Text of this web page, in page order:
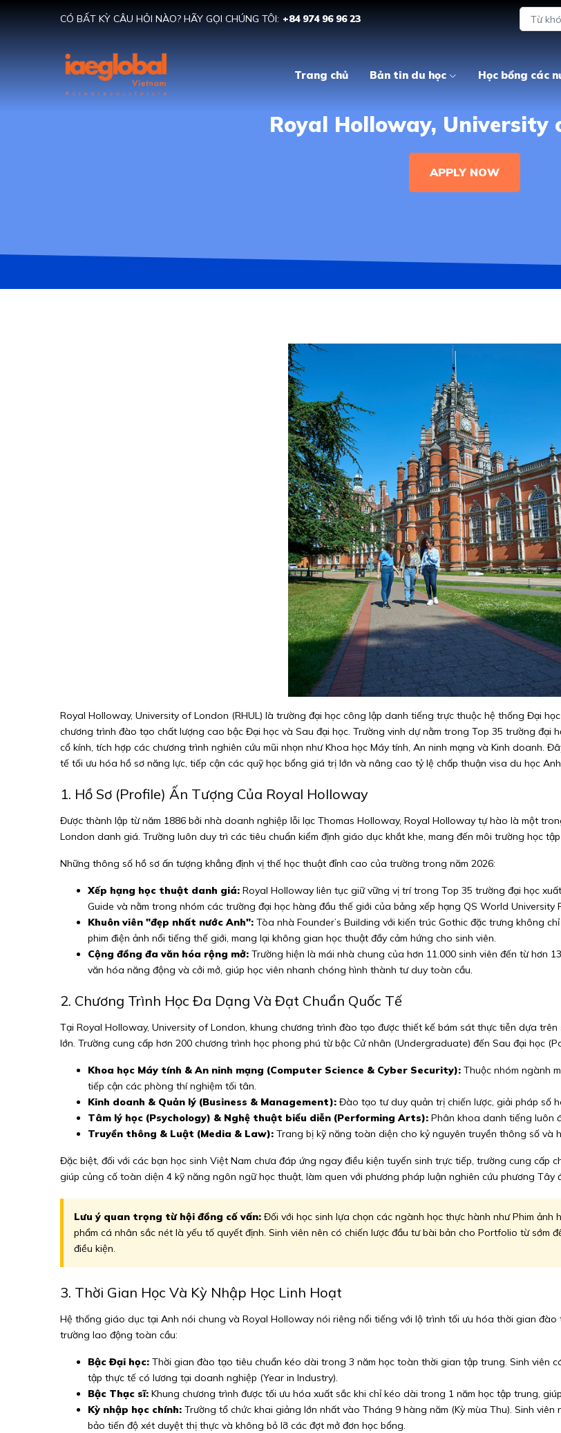
CÓ BẤT KỲ CÂU HỎI NÀO? HÃY GỌI CHÚNG TÔI: +84 974 96 96 23
Trang chủ Bản tin du học Học bổng các
Royal Holloway, University
APPLY NOW
Royal Holloway, University of London (RHUL) là trường đại học công lập danh tiếng trực thuộc hệ thống Đại
chương trình đào tạo chất lượng cao bậc Đại học và Sau đại học. Trường vinh dự nằm trong Top 35 trường đại
cổ kính, tích hợp các chương trình nghiên cứu mũi nhọn như Khoa học Máy tính, An ninh mạng và Kinh doanh.
tế tối ưu hóa hồ sơ năng lực, tiếp cận các quỹ học bổng giá trị lớn và nâng cao tỷ lệ chấp thuận visa du học
1. Hồ Sơ (Profile) Ấn Tượng Của Royal Holloway
Được thành lập từ năm 1886 bởi nhà doanh nghiệp lỗi lạc Thomas Holloway, Royal Holloway tự hào là một
London danh giá. Trường luôn duy trì các tiêu chuẩn kiểm định giáo dục khắt khe, mang đến môi trường học
Những thông số hồ sơ ấn tượng khẳng định vị thế học thuật đỉnh cao của trường trong năm 2026:
Xếp hạng học thuật danh giá: Royal Holloway liên tục giữ vững vị trí trong Top 35 trường đại học
Guide và nằm trong nhóm các trường đại học hàng đầu thế giới của bảng xếp hạng QS World University
Khuôn viên "đẹp nhất nước Anh": Tòa nhà Founder’s Building với kiến trúc Gothic đặc trưng không
phim điện ảnh nổi tiếng thế giới, mang lại không gian học thuật đầy cảm hứng cho sinh viên.
Cộng đồng đa văn hóa rộng mở: Trường hiện là mái nhà chung của hơn 11.000 sinh viên đến từ hơn
văn hóa năng động và cởi mở, giúp học viên nhanh chóng hình thành tư duy toàn cầu.
2. Chương Trình Học Đa Dạng Và Đạt Chuẩn Quốc Tế
Tại Royal Holloway, University of London, khung chương trình đào tạo được thiết kế bám sát thực tiễn dựa
lớn. Trường cung cấp hơn 200 chương trình học phong phú từ bậc Cử nhân (Undergraduate) đến Sau đại học
Khoa học Máy tính & An ninh mạng (Computer Science & Cyber Security): Thuộc nhóm ngành
tiếp cận các phòng thí nghiệm tối tân.
Kinh doanh & Quản lý (Business & Management): Đào tạo tư duy quản trị chiến lược, giải pháp số
Tâm lý học (Psychology) & Nghệ thuật biểu diễn (Performing Arts): Phân khoa danh tiếng luôn
Truyền thông & Luật (Media & Law): Trang bị kỹ năng toàn diện cho kỷ nguyên truyền thông số và
Đặc biệt, đối với các bạn học sinh Việt Nam chưa đáp ứng ngay điều kiện tuyển sinh trực tiếp, trường cung cấp
giúp củng cố toàn diện 4 kỹ năng ngôn ngữ học thuật, làm quen với phương pháp luận nghiên cứu phương Tây
Lưu ý quan trọng từ hội đồng cố vấn: Đối với học sinh lựa chọn các ngành học thực hành như Phim
phẩm cá nhân sắc nét là yếu tố quyết định. Sinh viên nên có chiến lược đầu tư bài bản cho Portfolio từ sớm
điều kiện.
3. Thời Gian Học Và Kỳ Nhập Học Linh Hoạt
Hệ thống giáo dục tại Anh nói chung và Royal Holloway nói riêng nổi tiếng với lộ trình tối ưu hóa thời gian
trường lao động toàn cầu:
Bậc Đại học: Thời gian đào tạo tiêu chuẩn kéo dài trong 3 năm học toàn thời gian tập trung. Sinh viên
tập thực tế có lương tại doanh nghiệp (Year in Industry).
Bậc Thạc sĩ: Khung chương trình được tối ưu hóa xuất sắc khi chỉ kéo dài trong 1 năm học tập trung,
Kỳ nhập học chính: Trường tổ chức khai giảng lớn nhất vào Tháng 9 hàng năm (Kỳ mùa Thu). Sinh
bảo tiến độ xét duyệt thị thực và không bỏ lỡ các đợt mở đơn học bổng.